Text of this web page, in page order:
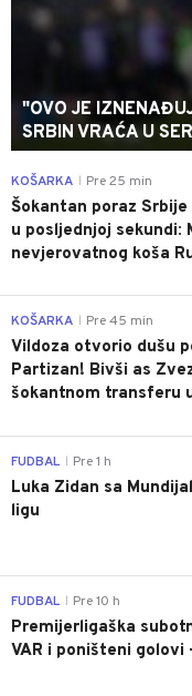
"OVO JE
SRBIN VRAĆA U
KOŠARKA Pre 25 min
Šokantan poraz
u posljednjoj sekundi:
nevjerovatnog koša
KOŠARKA Pre 45 min
Vildoza otvorio dušu
Partizan! Bivši as
šokantnom transferu
FUDBAL Pre 1 h
Luka Zidan sa
ligu
FUDBAL Pre 10 h
Premijerligaška
VAR i poništeni